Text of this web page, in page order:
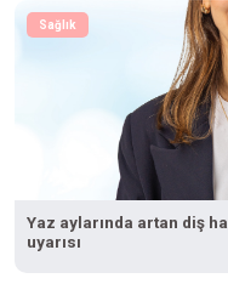
Sağlık
Yaz aylarında artan diş
uyarısı